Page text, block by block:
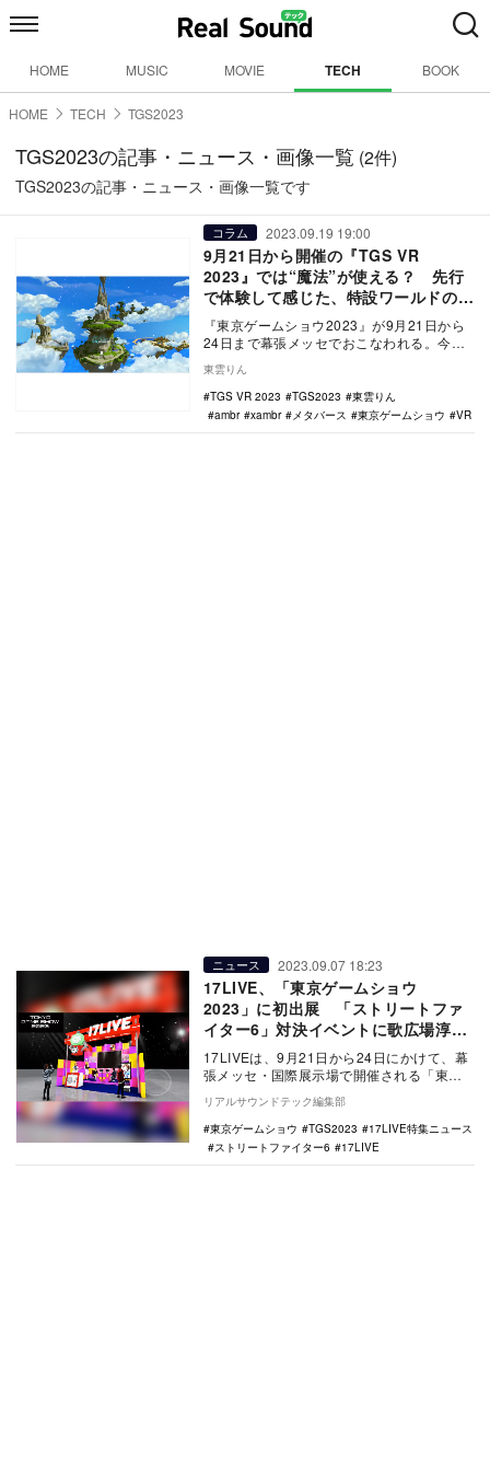
HOME MUSIC MOVIE TECH BOOK
HOME TECH TGS2023
TGS2023の記事・ニュース・画像一覧 (2件)
TGS2023の記事・ニュース・画像一覧です
コラム 2023.09.19 19:00
9月21日から開催の『TGS VR
2023』では“魔法”が使える？ 先行
で体験して感じた、特設ワールドの魅
力
『東京ゲームショウ2023』が9月21日から
24日まで幕張メッセでおこなわれる。今年
の開…
東雲りん
TGS VR 2023
TGS2023
東雲りん
ambr
xambr メタバース 東京ゲームショウ VR
ニュース 2023.09.07 18:23
17LIVE、「東京ゲームショウ
2023」に初出展 「ストリートファ
イター6」対決イベントに歌広場淳ら
が参加
17LIVEは、9月21日から24日にかけて、幕
張メッセ・国際展示場で開催される「東京
ゲームショウ 2023（以下、TGS202…
リアルサウンドテック編集部
東京ゲームショウ
TGS2023
17LIVE特集ニュース
ストリートファイター6
17LIVE